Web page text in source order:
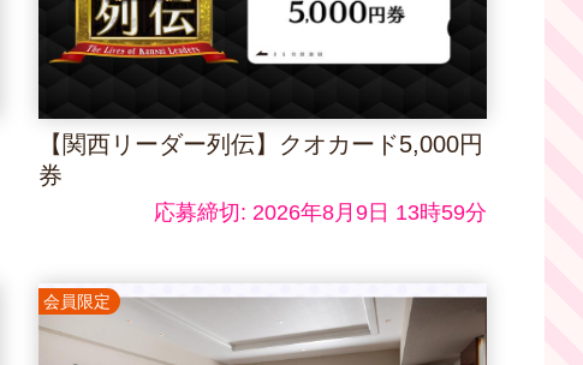
【関西リーダー列伝】クオカード5,000円
券
応募締切: 2026年8月9日 13時59分
会員限定